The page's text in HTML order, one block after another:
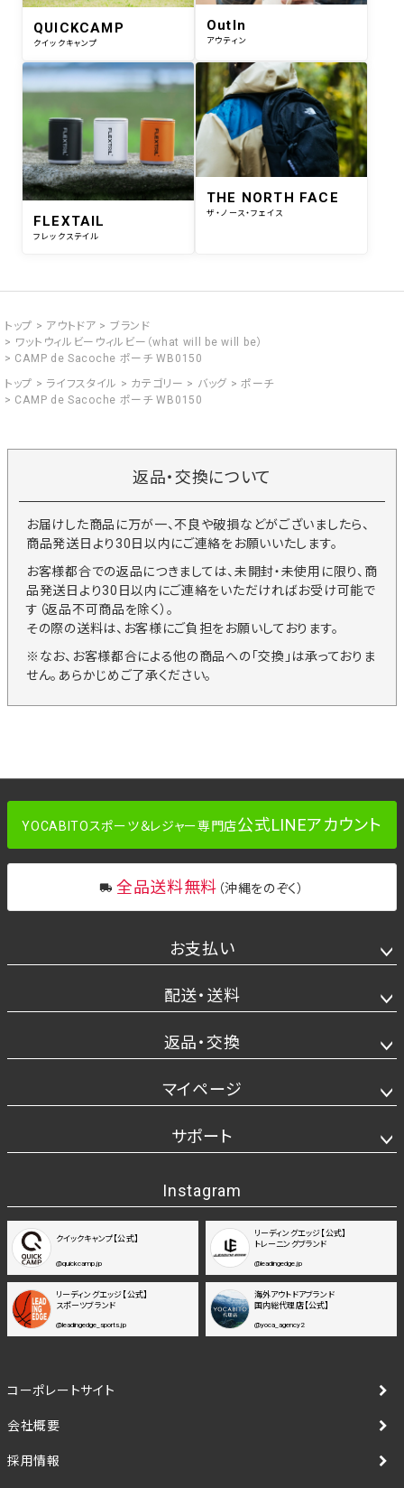
QUICKCAMP
クイックキャンプ
OutIn
アウティン
FLEXTAIL
フレックステイル
THE NORTH FACE
ザ・ノース・フェイス
トップ アウトドア
ブランド
ワットウィルビーウィルビー（what will be will be）
CAMP de Sacoche ポーチ WB0150
トップ
ライフスタイル カテゴリー バッグ
ポーチ
CAMP de Sacoche ポーチ WB0150
返品・交換について
お届けした商品に万が一、不良や破損などがございましたら、
商品発送日より30日以内にご連絡をお願いいたします。
お客様都合での返品につきましては、未開封・未使用に限り、商
品発送日より30日以内にご連絡をいただければお受け可能で
す（返品不可商品を除く）。
その際の送料は、お客様にご負担をお願いしております。
※なお、お客様都合による他の商品への「交換」は承っておりま
せん。あらかじめご了承ください。
YOCABITOスポーツ＆レジャー専門店公式LINEアカウント
全品送料無料 （沖縄をのぞく）
お支払い
配送・送料
返品・交換
マイページ
サポート
Instagram
クイックキャンプ【公式】
@quickcamp.jp
リーディングエッジ【公式】
トレーニングブランド
@leadingedge.jp
リーディングエッジ【公式】
スポーツブランド
@leadingedge_sports.jp
海外アウトドアブランド
国内総代理店【公式】
@yoca_agency2
コーポレートサイト
会社概要
採用情報